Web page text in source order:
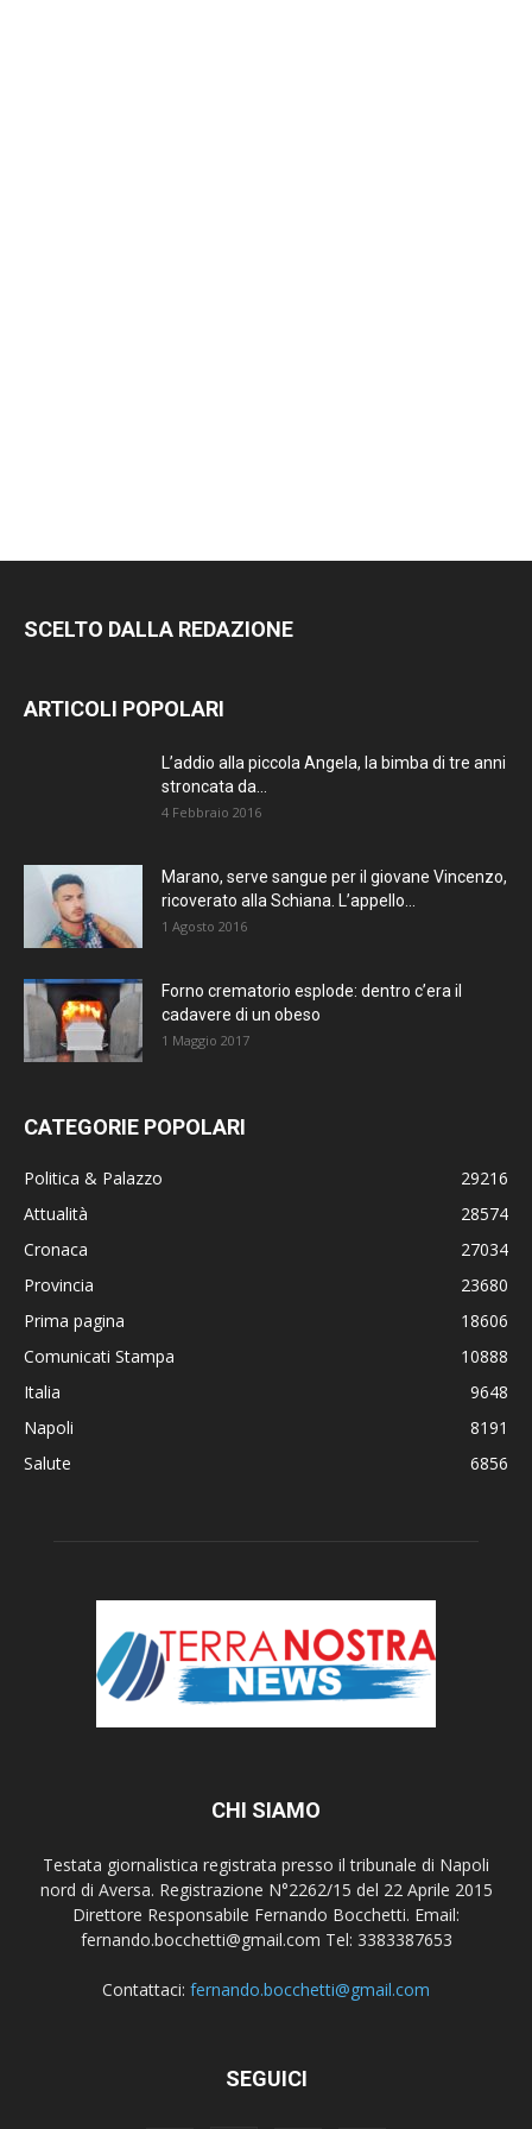
SCELTO DALLA REDAZIONE
ARTICOLI POPOLARI
L’addio alla piccola Angela, la bimba di tre anni
stroncata da...
4 Febbraio 2016
Marano, serve sangue per il giovane Vincenzo,
ricoverato alla Schiana. L’appello...
1 Agosto 2016
Forno crematorio esplode: dentro c’era il
cadavere di un obeso
1 Maggio 2017
CATEGORIE POPOLARI
Politica & Palazzo
29216
Attualità
28574
Cronaca
27034
Provincia
23680
Prima pagina
18606
Comunicati Stampa
10888
Italia
9648
Napoli
8191
Salute
6856
CHI SIAMO
Testata giornalistica registrata presso il tribunale di Napoli
nord di Aversa. Registrazione N°2262/15 del 22 Aprile 2015
Direttore Responsabile Fernando Bocchetti. Email:
fernando.bocchetti@gmail.com Tel: 3383387653
Contattaci: fernando.bocchetti@gmail.com
SEGUICI